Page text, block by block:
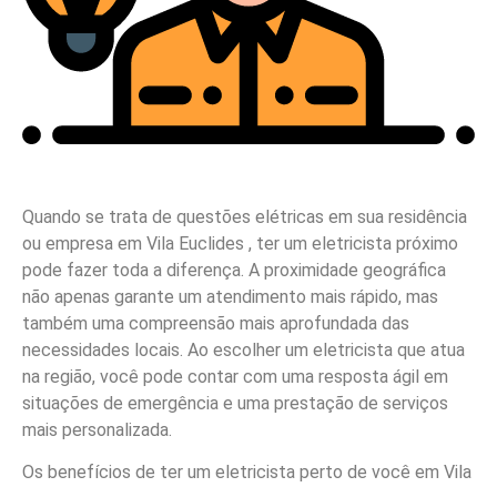
Quando se trata de questões elétricas em sua residência
ou empresa em Vila Euclides , ter um eletricista próximo
pode fazer toda a diferença. A proximidade geográfica
não apenas garante um atendimento mais rápido, mas
também uma compreensão mais aprofundada das
necessidades locais. Ao escolher um eletricista que atua
na região, você pode contar com uma resposta ágil em
situações de emergência e uma prestação de serviços
mais personalizada.
Os benefícios de ter um eletricista perto de você em Vila